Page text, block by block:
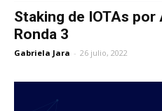
Staking de IOTAs
Ronda 3
Gabriela Jara - 26 julio, 2022